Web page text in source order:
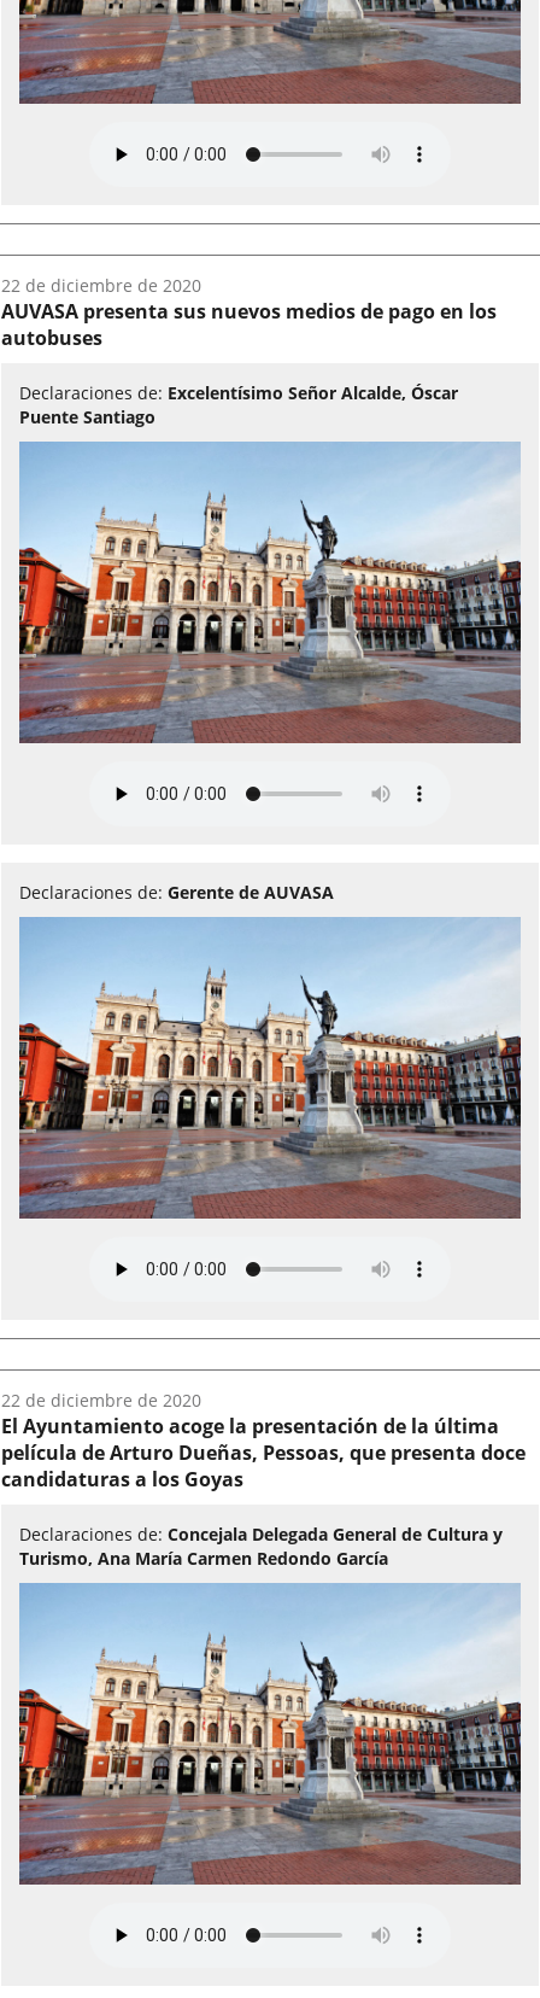
Fecha
del
audio:
22 de diciembre de 2020
AUVASA presenta sus nuevos medios de pago en los
autobuses
Declaraciones de: Excelentísimo Señor Alcalde, Óscar
Puente Santiago
Declaraciones de: Gerente de AUVASA
Fecha
del
audio:
22 de diciembre de 2020
El Ayuntamiento acoge la presentación de la última
película de Arturo Dueñas, Pessoas, que presenta doce
candidaturas a los Goyas
Declaraciones de: Concejala Delegada General de Cultura y
Turismo, Ana María Carmen Redondo García